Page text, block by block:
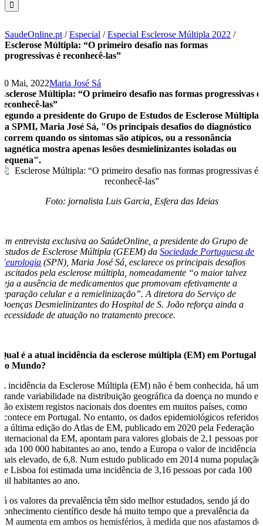
SaudeOnline.pt /Especial /Especial Esclerose Múltipla 2022 /
Esclerose Múltipla: “O primeiro desafio nas formas
progressivas é reconhecê-las”
30 Mai, 2022Maria José Sá
Esclerose Múltipla: “O primeiro desafio nas formas progressivas é
reconhecê-las”
Segundo a presidente do Grupo de Estudos de Esclerose Múltipla
da SPMI, Maria José Sá, "Os principais desafios do diagnóstico
ocorrem quando os sintomas são atípicos, ou a ressonância
magnética mostra apenas lesões desmielinizantes isoladas ou
pequena".
Foto: jornalista Luis Garcia, Esfera das Ideias
Em entrevista exclusiva ao SaúdeOnline, a presidente do Grupo de
Estudos de Esclerose Múltipla (GEEM) daSociedade Portuguesa de
Neurologia (SPN), Maria José Sá, esclarece os principais desafios
suscitados pela esclerose múltipla, nomeadamente “o maior talvez
seja a ausência de medicamentos que promovam efetivamente a
reparação celular e a remielinização”. A diretora do Serviço de
Doenças Desmielinizantes do Hospital de S. João reforça ainda a
necessidade de atuação no tratamento precoce.
Qual é a atual incidência da esclerose múltipla (EM) em Portugal e
no Mundo?
A incidência da Esclerose Múltipla (EM) não é bem conhecida, há uma
grande variabilidade na distribuição geográfica da doença no mundo e
não existem registos nacionais dos doentes em muitos países, como
acontece em Portugal. No entanto, os dados epidemiológicos referidos
na última edição do Atlas de EM, publicado em 2020 pela Federação
Internacional da EM, apontam para valores globais de 2,1 pessoas por
cada 100 000 habitantes ao ano, tendo a Europa o valor de incidência
mais elevado, de 6,8. Num estudo publicado em 2014 numa população
de Lisboa foi estimada uma incidência de 3,16 pessoas por cada 100
mil habitantes ao ano.
Já os valores da prevalência têm sido melhor estudados, sendo já do
conhecimento científico desde há muito tempo que a prevalência da
EM aumenta em ambos os hemisférios, à medida que nos afastamos do